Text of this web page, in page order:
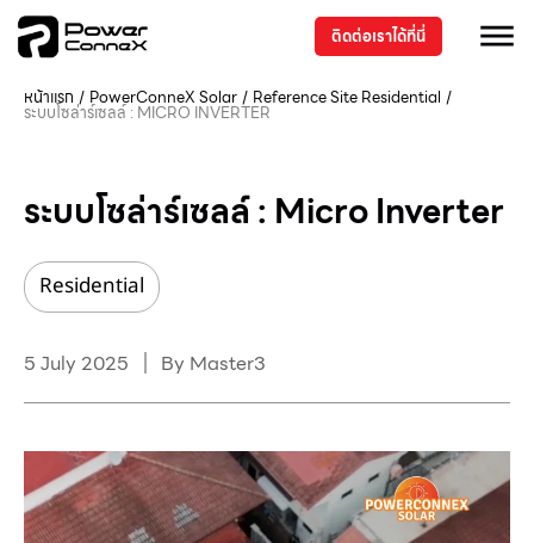
ติดต่อเราได้ที่นี่
หน้าแรก / PowerConneX Solar/ Reference SiteResidential /
ระบบโซล่าร์เซลล์ : MICRO INVERTER
ระบบโซล่าร์เซลล์ : Micro Inverter
Residential
5 July 2025 By Master3